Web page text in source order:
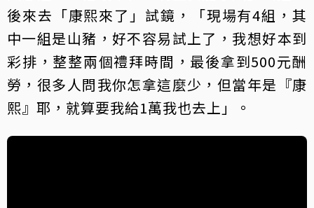
後來去「康熙來了」試鏡，「現場有4組，其
中一組是山豬，好不容易試上了，我想好本到
彩排，整整兩個禮拜時間，最後拿到500元酬
勞，很多人問我你怎拿這麼少，但當年是『康
熙』耶，就算要我給1萬我也去上」。